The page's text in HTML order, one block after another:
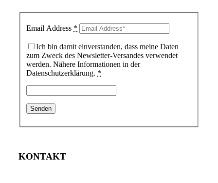
Email Address *
Ich bin damit einverstanden, dass meine Daten
zum Zweck des Newsletter-Versandes verwendet
werden. Nähere Informationen in der
Datenschutzerklärung. *
KONTAKT